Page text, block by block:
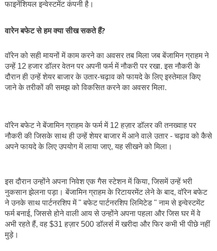
फाइनेंशियल इन्वेस्टमेंट कंपनी है।
वारेन बफेट से हम क्या सीख सकते हैं?
वॉरेन को सही मायनों में काम करने का अवसर तब मिला जब बेंजामिन ग्राहम ने
उन्‍हें 12 हजार डॉलर वेतन पर अपनी फर्म में नौकरी पर रखा. इस नौकरी के
दौरान ही उन्‍हें शेयर बाजार के उतार-चढ़ाव को फायदे के लिए इस्‍तेमाल किए
जाने के तरीकों की समझ को विकसित करने का अवसर मिला.
वॉरेन बफेट ने बेंजामिन ग्राहम के फर्म में 12 हज़ार डॉलर की तनख्वाह पर
नौकरी की जिसके साथ ही उन्हें शेयर बाजार में आने वाले उतार - चढ़ाव को कैसे
अपने फायदे के लिए उपयोग में लाया जाए, यह सीखने को मिला।
इस दौरान उन्होंने अपना निवेश एक गैस स्टेशन में किया, जिसमें उन्हें भरी
नुकसान झेलना पड़ा। बेंजामिन ग्राहम के रिटायरमेंट लेने के बाद, वॉरेन बफेट
ने उनके साथ पार्टनरशिप में " बफेट पार्टनरशिप लिमिटेड " नाम से इन्वेस्टमेंट
फर्म बनाई, जिससे होने वाली आय से उन्होंने अपना पहला और जिस घर में वे
अभी रहते हैं, वह $31 हज़ार 500 डॉलर्स में खरीदा और फिर कभी भी पीछे नहीं
मुड़े।